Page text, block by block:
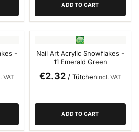
Accessories anzeigen
ADD TO CART
-
VAT
Nail Art Acrylic Snowflakes -
11 Emerald Green
€2.32/ Tütchenincl. VAT
ADD TO CART